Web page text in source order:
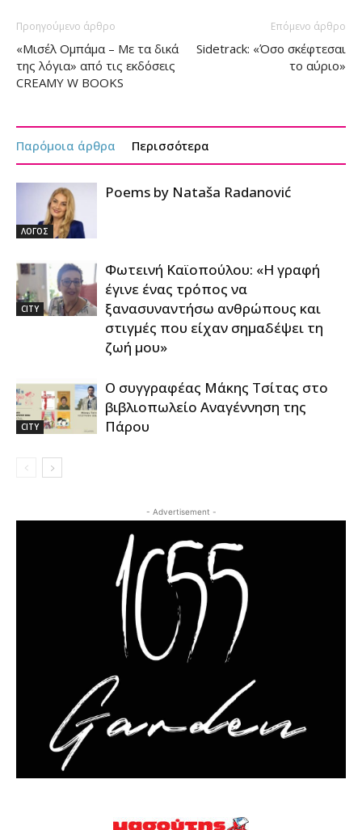
Προηγούμενο άρθρο
«Μισέλ Ομπάμα – Με τα δικά
της λόγια» από τις εκδόσεις
CREAMY W BOOKS
Επόμενο άρθρο
Sidetrack: «Όσο σκέφτεσαι
το αύριο»
Παρόμοια άρθρα Περισσότερα
ΛΟΓΟΣ
Poems by Nataša Radanović
CITY
Φωτεινή Καϊοπούλου: «Η γραφή
έγινε ένας τρόπος να
ξανασυναντήσω ανθρώπους και
στιγμές που είχαν σημαδέψει τη
ζωή μου»
CITY
Ο συγγραφέας Μάκης Τσίτας στο
βιβλιοπωλείο Αναγέννηση της
Πάρου
- Advertisement -